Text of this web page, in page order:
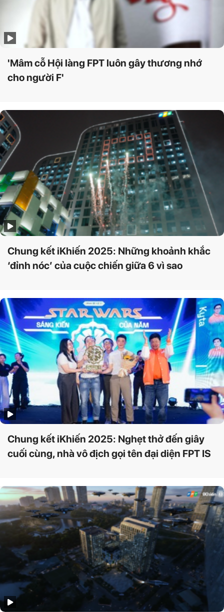
'Mâm cỗ Hội làng FPT luôn gây thương nhớ
cho người F'
Chung kết iKhiến 2025: Những khoảnh khắc
‘đỉnh nóc’ của cuộc chiến giữa 6 vì sao
Chung kết iKhiến 2025: Nghẹt thở đến giây
cuối cùng, nhà vô địch gọi tên đại diện FPT IS